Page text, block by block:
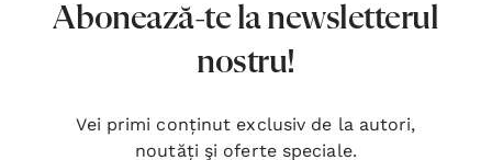
Abonează-te la newsletterul
nostru!
Vei primi conținut exclusiv de la autori,
noutăți şi oferte speciale.